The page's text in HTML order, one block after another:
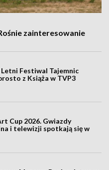
zainteresowanie
Letni Festiwal Tajemnic
z Książa w TVP3
Cup 2026. Gwiazdy
i telewizji spotkają się w